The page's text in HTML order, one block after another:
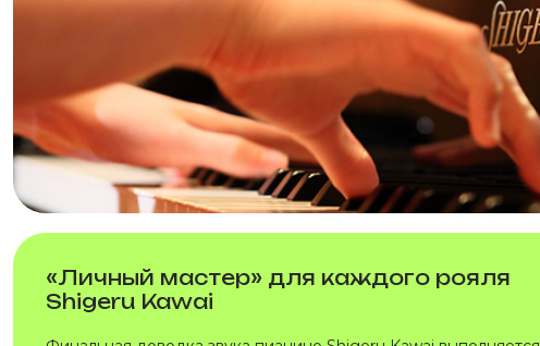
«Личный мастер» для каждого рояля
Shigeru Kawai